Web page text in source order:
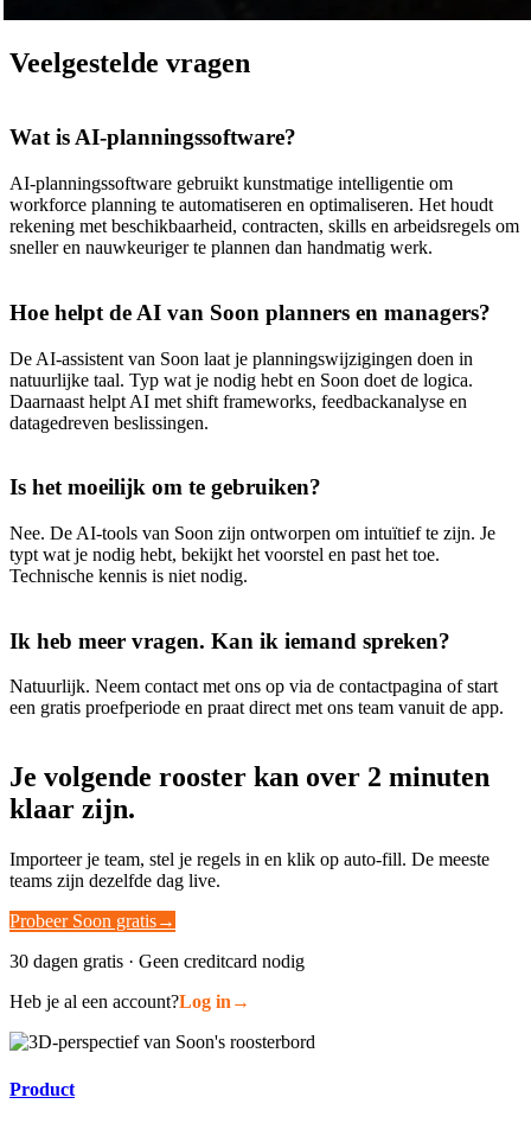
Veelgestelde vragen
Wat is AI-planningssoftware?
AI-planningssoftware gebruikt kunstmatige intelligentie om
workforce planning te automatiseren en optimaliseren. Het houdt
rekening met beschikbaarheid, contracten, skills en arbeidsregels om
sneller en nauwkeuriger te plannen dan handmatig werk.
Hoe helpt de AI van Soon planners en managers?
De AI-assistent van Soon laat je planningswijzigingen doen in
natuurlijke taal. Typ wat je nodig hebt en Soon doet de logica.
Daarnaast helpt AI met shift frameworks, feedbackanalyse en
datagedreven beslissingen.
Is het moeilijk om te gebruiken?
Nee. De AI-tools van Soon zijn ontworpen om intuïtief te zijn. Je
typt wat je nodig hebt, bekijkt het voorstel en past het toe.
Technische kennis is niet nodig.
Ik heb meer vragen. Kan ik iemand spreken?
Natuurlijk. Neem contact met ons op via de contactpagina of start
een gratis proefperiode en praat direct met ons team vanuit de app.
Je volgende rooster kan over 2 minuten
klaar zijn.
Importeer je team, stel je regels in en klik op auto-fill. De meeste
teams zijn dezelfde dag live.
Probeer Soon gratis→
30 dagen gratis · Geen creditcard nodig
Heb je al een account?Log in →
Product